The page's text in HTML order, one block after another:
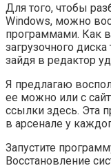
Для того, чтобы
Windows, можно
программами. Как
загрузочного
зайдя в редактор
Я предлагаю
ее можно или с
ссылки здесь. Эта
в арсенале у
Запустите
Восстановление